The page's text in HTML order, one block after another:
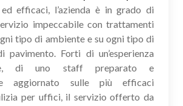
efficaci, l’azienda è in grado di
impeccabile con trattamenti
tipo di ambiente e su ogni tipo di
pavimento. Forti di un’esperienza
di uno staff preparato e
aggiornato sulle più efficaci
per uffici, il servizio offerto da